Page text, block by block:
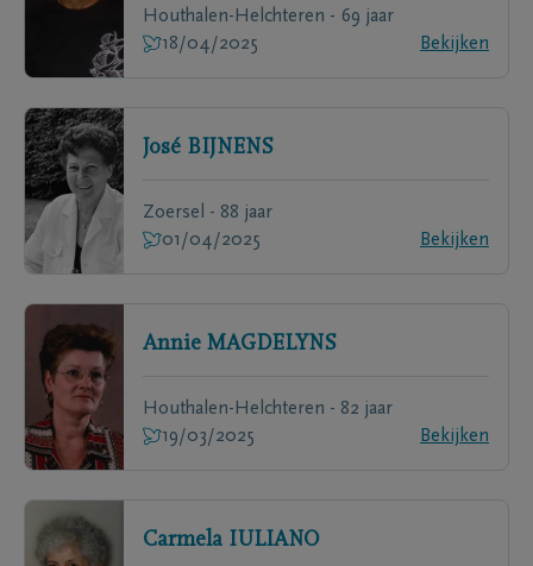
Houthalen-Helchteren - 69 jaar
18/04/2025
Bekijken
José BIJNENS
Zoersel - 88 jaar
01/04/2025
Bekijken
Annie MAGDELYNS
Houthalen-Helchteren - 82 jaar
19/03/2025
Bekijken
Carmela IULIANO